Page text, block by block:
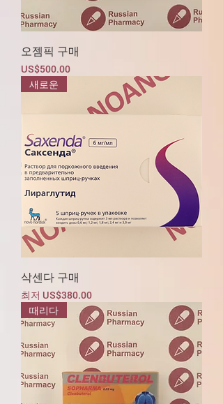
오젬픽 구매
가격
US$500.00
새로운
삭센다 구매
최저 US$380.00
할인가
때리다